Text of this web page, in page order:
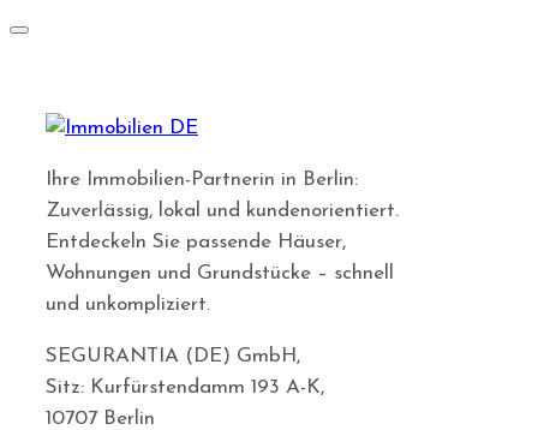
Ihre Immobilien-Partnerin in Berlin:
Zuverlässig, lokal und kundenorientiert.
Entdeckeln Sie passende Häuser,
Wohnungen und Grundstücke – schnell
und unkompliziert.
SEGURANTIA (DE) GmbH,
Sitz: Kurfürstendamm 193 A-K,
10707 Berlin